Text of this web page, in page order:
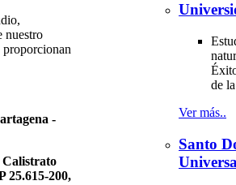
nuestro
-
25.615-200,
de
Ver más..
Santo